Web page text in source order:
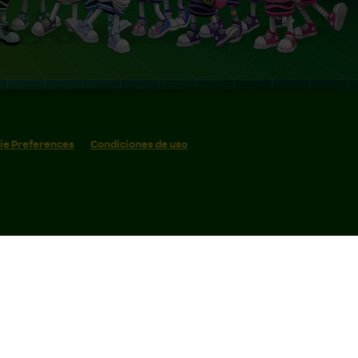
Preferences Condiciones de uso